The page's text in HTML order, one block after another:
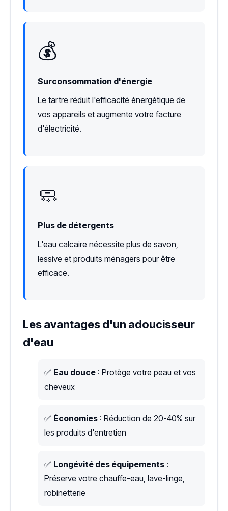
💰
Surconsommation d'énergie
Le tartre réduit l'efficacité énergétique de
vos appareils et augmente votre facture
d'électricité.
🧼
Plus de détergents
L'eau calcaire nécessite plus de savon,
lessive et produits ménagers pour être
efficace.
Les avantages d'un adoucisseur
d'eau
✅ Eau douce : Protège votre peau et vos
cheveux
✅ Économies : Réduction de 20-40% sur
les produits d'entretien
✅ Longévité des équipements :
Préserve votre chauffe-eau, lave-linge,
robinetterie